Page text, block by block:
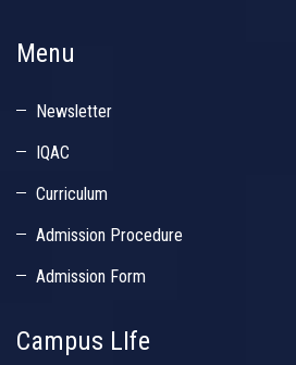
Menu
Newsletter
IQAC
Curriculum
Admission Procedure
Admission Form
Campus LIfe